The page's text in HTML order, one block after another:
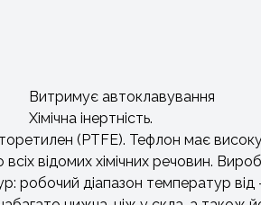
Витримує автоклавування
Хімічна інертність.
(PTFE). Тефлон має високу
відомих хімічних речовин.
робочий діапазон температур від